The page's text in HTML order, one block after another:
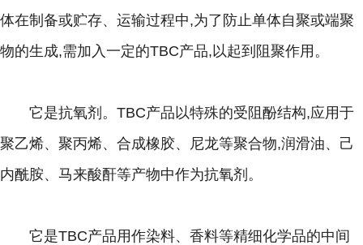
体在制备或贮存、运输过程中,为了防止单体自聚或端聚
物的生成,需加入一定的TBC产品,以起到阻聚作用。
它是抗氧剂。TBC产品以特殊的受阻酚结构,应用于
聚乙烯、聚丙烯、合成橡胶、尼龙等聚合物,润滑油、己
内酰胺、马来酸酐等产物中作为抗氧剂。
它是TBC产品用作染料、香料等精细化学品的中间